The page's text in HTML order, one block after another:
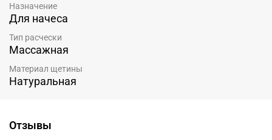
Назначение
Для начеса
Тип расчески
Массажная
Материал щетины
Натуральная
Отзывы